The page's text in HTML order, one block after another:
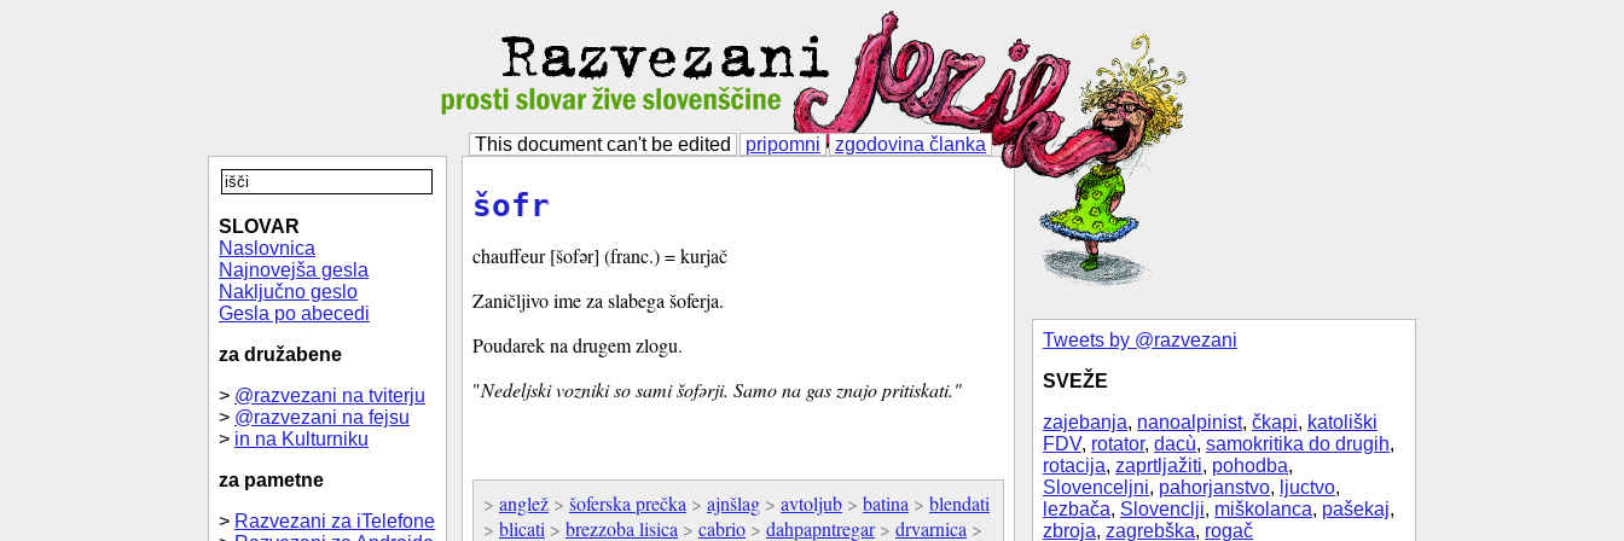
This document can't be edited pripomni zgodovina članka
Tweets by @razvezani
SVEŽE
zajebanja, nanoalpinist, čkapi, katoliški
FDV, rotator, dacù, samokritika do drugih,
rotacija, zaprtljažiti, pohodba,
Slovenceljni, pahorjanstvo, ljuctvo,
lezbača, Slovenclji, miškolanca, pašekaj,
zbroja, zagrebška, rogač
SLOVAR
Naslovnica
Najnovejša gesla
Naključno geslo
Gesla po abecedi
za družabene
> @razvezani na tviterju
> @razvezani na fejsu
> in na Kulturniku
za pametne
> Razvezani za iTelefone
šofr
chauffeur [šofər] (franc.) = kurjač
Zaničljivo ime za slabega šoferja.
Poudarek na drugem zlogu.
"Nedeljski vozniki so sami šofərji. Samo na gas znajo pritiskati."
> anglež > šoferska prečka > ajnšlag > avtoljub > batina > blendati
> blicati > brezzoba lisica > cabrio > dahpapntregar> drvarnica >